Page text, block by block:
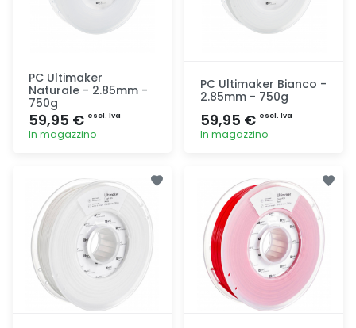
PC Ultimaker
Naturale - 2.85mm -
750g
59,95 € escl. Iva
In magazzino
PC Ultimaker Bianco -
2.85mm - 750g
59,95 € escl. Iva
In magazzino